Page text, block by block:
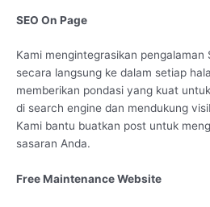
SEO On Page
Kami mengintegrasikan pengalaman
secara langsung ke dalam setiap
memberikan pondasi yang kuat
di search engine dan mendukung
Kami bantu buatkan post untuk
sasaran Anda.
Free Maintenance Website